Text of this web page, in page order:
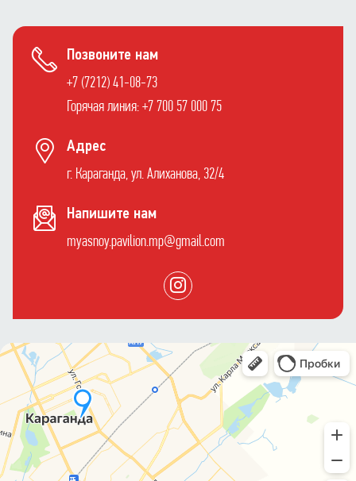
Позвоните нам
+7 (7212) 41-08-73
Горячая линия: +7 700 57 000 75
Адрес
г. Караганда, ул. Алиханова, 32/4
Напишите нам
myasnoy.pavilion.mp@gmail.com